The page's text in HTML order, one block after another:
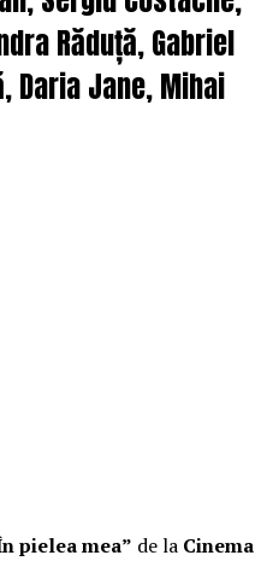
Răduță, Gabriel
Daria Jane, Mihai
pielea mea” de la Cinema